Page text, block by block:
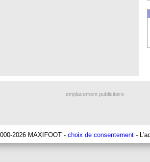
emplacement publicitaire
2026 MAXIFOOT - choix de consentement -